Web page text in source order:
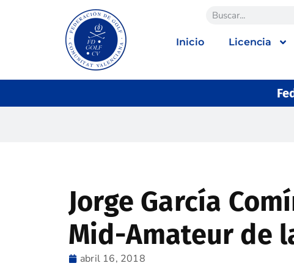
Inicio Licencia
Jorge García
Mid-Amateur de
abril 16, 2018